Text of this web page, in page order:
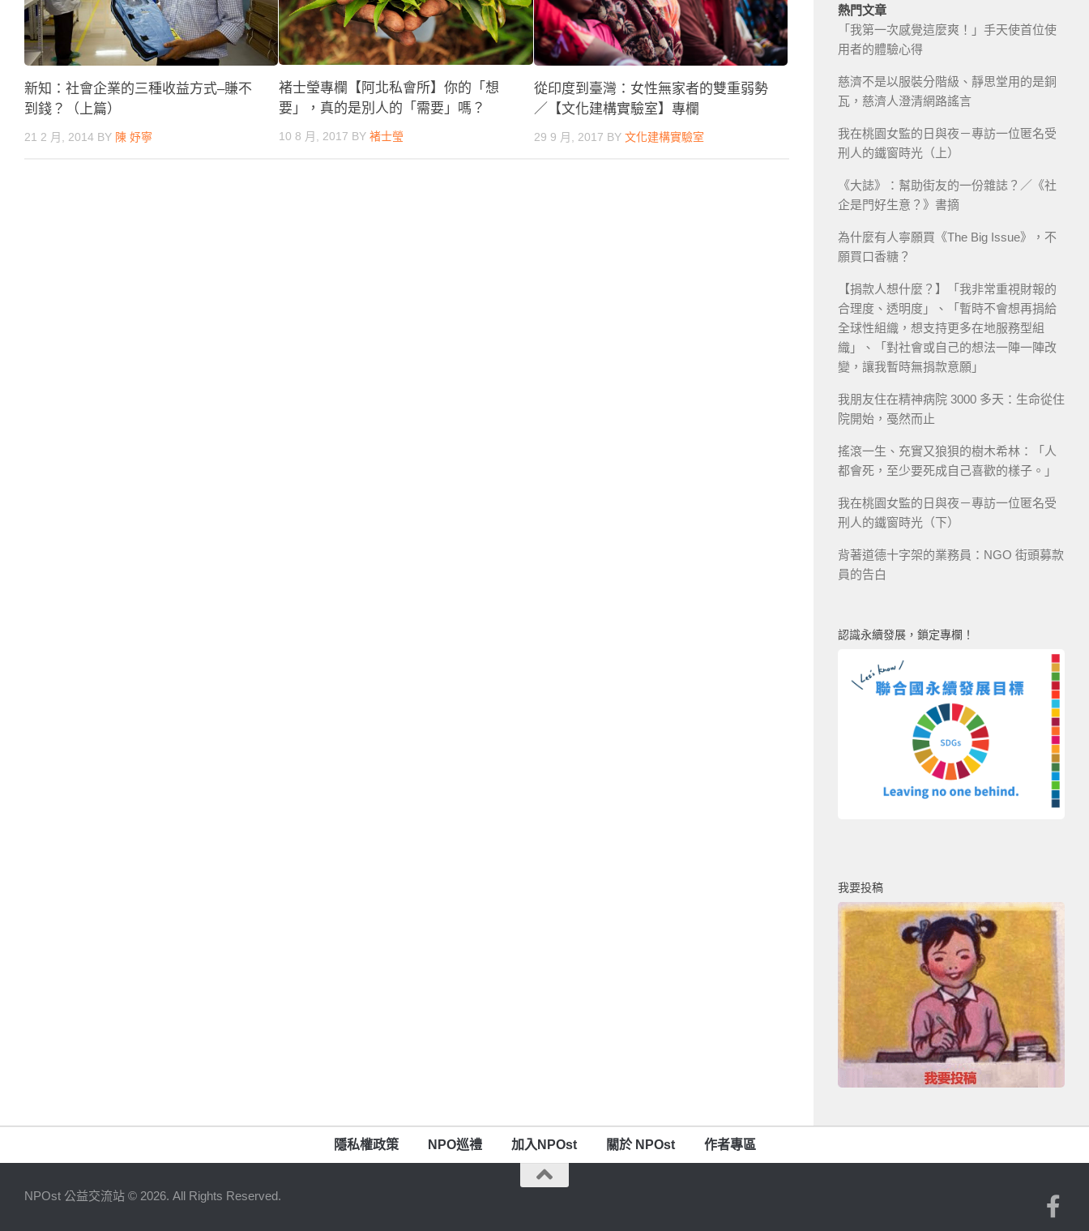
新知：社會企業的三種收益方式–賺不
到錢？（上篇）
21 2 月, 2014 BY 陳 妤寧
褚士瑩專欄【阿北私會所】你的「想
要」，真的是別人的「需要」嗎？
10 8 月, 2017 BY褚士瑩
從印度到臺灣：女性無家者的雙重弱勢
／【文化建構實驗室】專欄
29 9 月, 2017 BY 文化建構實驗室
熱門文章
「我第一次感覺這麼爽！」手天使首位使
用者的體驗心得
慈濟不是以服裝分階級、靜思堂用的是銅
瓦，慈濟人澄清網路謠言
我在桃園女監的日與夜－專訪一位匿名受
刑人的鐵窗時光（上）
《大誌》：幫助街友的一份雜誌？／《社
企是門好生意？》書摘
為什麼有人寧願買《The Big Issue》，不
願買口香糖？
【捐款人想什麼？】「我非常重視財報的
合理度、透明度」、「暫時不會想再捐給
全球性組織，想支持更多在地服務型組
織」、「對社會或自己的想法一陣一陣改
變，讓我暫時無捐款意願」
我朋友住在精神病院 3000 多天：生命從住
院開始，戞然而止
搖滾一生、充實又狼狽的樹木希林：「人
都會死，至少要死成自己喜歡的樣子。」
我在桃園女監的日與夜－專訪一位匿名受
刑人的鐵窗時光（下）
背著道德十字架的業務員：NGO 街頭募款
員的告白
認識永續發展，鎖定專欄！
我要投稿
隱私權政策 NPO巡禮 加入NPOst 關於 NPOst 作者專區
NPOst 公益交流站 © 2026. All Rights Reserved.